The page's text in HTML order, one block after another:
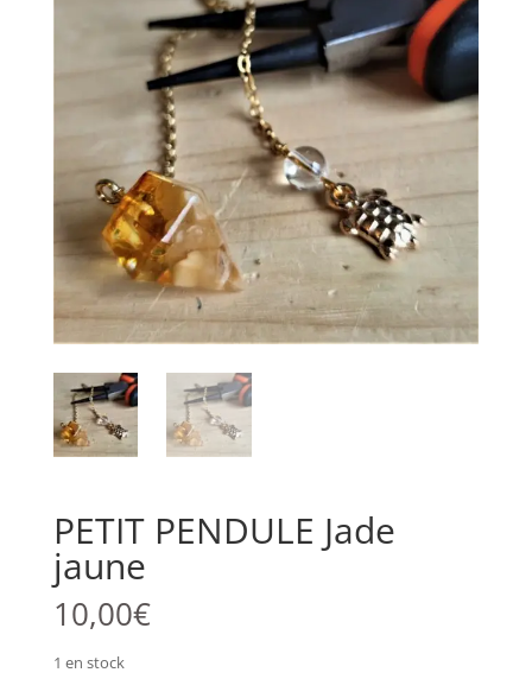
PETIT PENDULE Jade
jaune
10,00€
1 en stock